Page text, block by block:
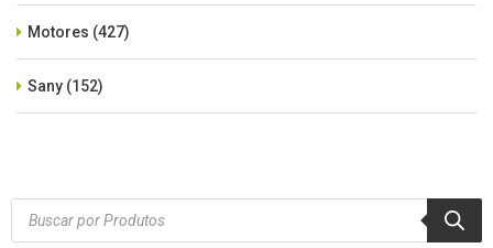
Motores (427)
Sany (152)
Products
search